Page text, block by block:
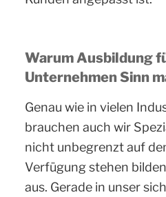
Warum Ausbildung
Unternehmen Sinn
Genau wie in vielen
brauchen auch wir
nicht unbegrenzt auf
Verfügung stehen
aus. Gerade in unser